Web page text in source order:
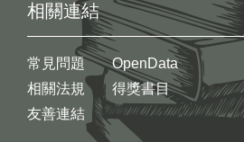
相關連結
常見問題
相關法規
友善連結
OpenData
得獎書目